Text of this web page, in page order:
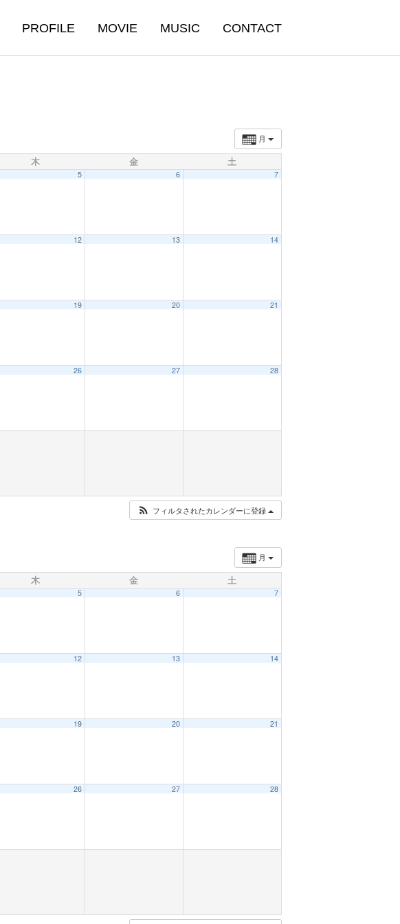
PROFILE MOVIE MUSIC CONTACT
月
木 金 土
5 6 7
12 13 14
19 20 21
26 27 28
フィルタされたカレンダーに登録
月
木 金 土
5 6 7
12 13 14
19 20 21
26 27 28